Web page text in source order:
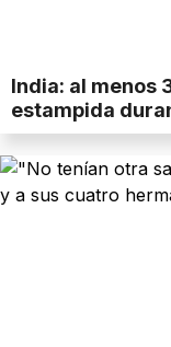
India: al menos
estampida